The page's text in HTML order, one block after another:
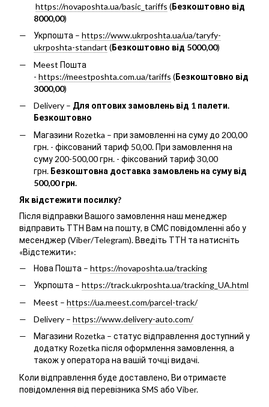
https://novaposhta.ua/basic_tariffs (Безкоштовно від
8000,00)
Укрпошта – https://www.ukrposhta.ua/ua/taryfy-
ukrposhta-standart (Безкоштовно від 5000,00)
Meest Пошта
- https://meestposhta.com.ua/tariffs (Безкоштовно від
3000,00)
Delivery – Для оптових замовлень від 1 палети.
Безкоштовно
Магазини Rozetka – при замовленні на суму до 200,00
грн. - фіксований тариф 50,00. При замовлення на
суму 200-500,00 грн. - фіксований тариф 30,00
грн. Безкоштовна доставка замовлень на суму від
500,00 грн.
Як відстежити посилку?
Після відправки Вашого замовлення наш менеджер
відправить ТТН Вам на пошту, в СМС повідомленні або у
месенджер (Viber/Telegram). Введіть ТТН та натисніть
«Відстежити»:
Нова Пошта – https://novaposhta.ua/tracking
Укрпошта – https://track.ukrposhta.ua/tracking_UA.html
Meest – https://ua.meest.com/parcel-track/
Delivery – https://www.delivery-auto.com/
Магазини Rozetka – статус відправлення доступний у
додатку Rozetka після оформлення замовлення, а
також у оператора на вашій точці видачі.
Коли відправлення буде доставлено, Ви отримаєте
повідомлення від перевізника SMS або Viber.